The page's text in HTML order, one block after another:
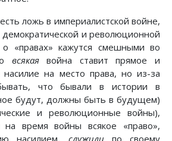
ложь в империалистской войне,
и революционной
«правах» кажутся смешными во
всякаявойна ставит прямое и
насилие на место права, но из-за
что бывали в истории в
будут, должны быть в будущем)
и революционные войны),
на время войны всякое «право»,